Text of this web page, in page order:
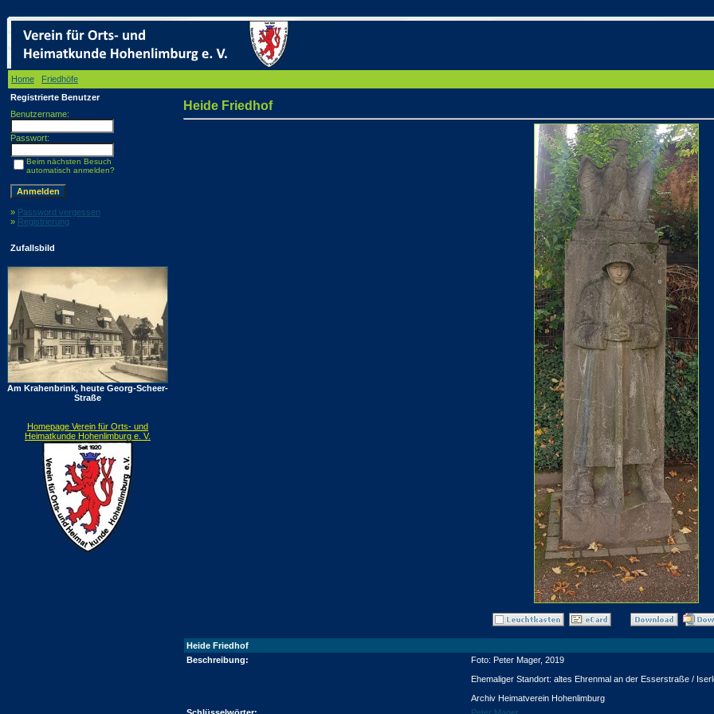
Home Friedhöfe
Registrierte Benutzer
Benutzername:
Passwort:
Beim nächsten Besuch
automatisch anmelden?
» Password vergessen
» Registrierung
Zufallsbild
Am Krahenbrink, heute Georg-Scheer-
Straße
Homepage Verein für Orts- und
Heimatkunde Hohenlimburg e. V.
Heide Friedhof
Heide Friedhof
Beschreibung:
Foto: Peter Mager, 2019
Ehemaliger Standort: altes Ehrenmal an der Esserstraße /
Archiv Heimatverein Hohenlimburg